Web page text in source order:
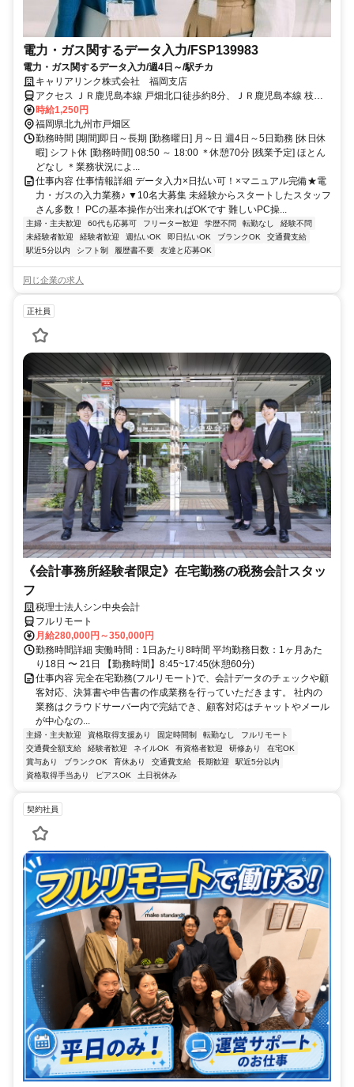
電力・ガス関するデータ入力/FSP139983
電力・ガス関するデータ入力/週4日～/駅チカ
キャリアリンク株式会社 福岡支店
アクセス ＪＲ鹿児島本線 戸畑北口徒歩約8分、ＪＲ鹿児島本線 枝光
徒歩約27分、ＪＲ鹿児島本線 九州工大前徒歩約33分 鹿児島本線 戸畑
駅 徒歩1分
時給1,250円
福岡県北九州市戸畑区
勤務時間 [期間]即日～長期 [勤務曜日] 月～日 週4日～5日勤務 [休日休
暇] シフト休 [勤務時間] 08:50 ～ 18:00 ＊休憩70分 [残業予定] ほとん
どなし ＊業務状況によ...
仕事内容 仕事情報詳細 データ入力×日払い可！×マニュアル完備★電
力・ガスの入力業務♪ ▼10名大募集 未経験からスタートしたスタッフ
さん多数！ PCの基本操作が出来ればOKです 難しいPC操...
主婦・主夫歓迎 60代も応募可 フリーター歓迎 学歴不問 転勤なし
経験不問
未経験者歓迎
経験者歓迎 週払いOK 即日払いOK ブランクOK
交通費支給
駅近5分以内
シフト制 履歴書不要 友達と応募OK
同じ企業の求人
正社員
《会計事務所経験者限定》在宅勤務の税務会計スタッ
フ
税理士法人シン中央会計
フルリモート
月給280,000円～350,000円
勤務時間詳細 実働時間：1日あたり8時間 平均勤務日数：1ヶ月あた
り18日 〜 21日 【勤務時間】8:45~17:45(休憩60分)
仕事内容 完全在宅勤務(フルリモート)で、会計データのチェックや顧
客対応、決算書や申告書の作成業務を行っていただきます。 社内の
業務はクラウドサーバー内で完結でき、顧客対応はチャットやメール
が中心なの...
主婦・主夫歓迎 資格取得支援あり 固定時間制 転勤なし
フルリモート
交通費全額支給
経験者歓迎 ネイルOK 有資格者歓迎 研修あり
在宅OK
賞与あり
ブランクOK 育休あり 交通費支給 長期歓迎
駅近5分以内
資格取得手当あり
ピアスOK 土日祝休み
契約社員